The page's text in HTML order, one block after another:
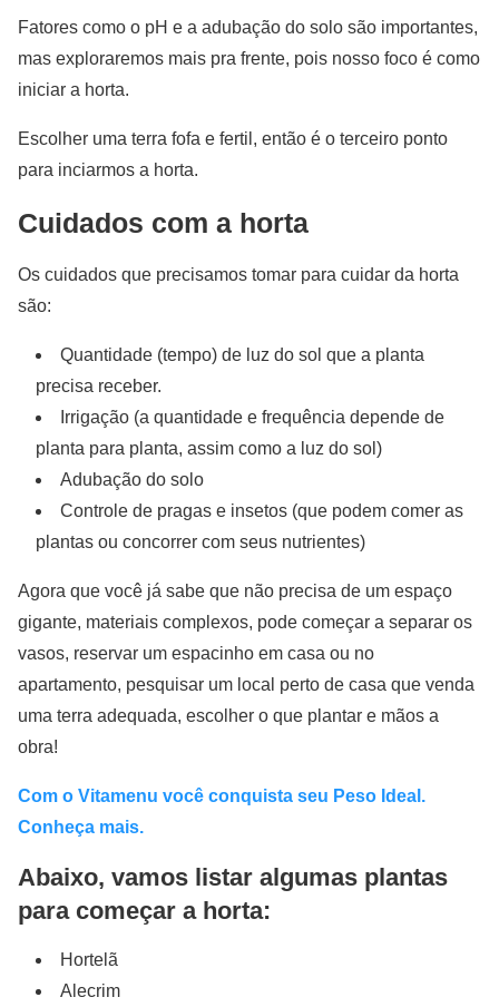
Fatores como o pH e a adubação do solo são importantes,
mas exploraremos mais pra frente, pois nosso foco é como
iniciar a horta.
Escolher uma terra fofa e fertil, então é o terceiro ponto
para inciarmos a horta.
Cuidados com a horta
Os cuidados que precisamos tomar para cuidar da horta
são:
Quantidade (tempo) de luz do sol que a planta
precisa receber.
Irrigação (a quantidade e frequência depende de
planta para planta, assim como a luz do sol)
Adubação do solo
Controle de pragas e insetos (que podem comer as
plantas ou concorrer com seus nutrientes)
Agora que você já sabe que não precisa de um espaço
gigante, materiais complexos, pode começar a separar os
vasos, reservar um espacinho em casa ou no
apartamento, pesquisar um local perto de casa que venda
uma terra adequada, escolher o que plantar e mãos a
obra!
Com o Vitamenu você conquista seu Peso Ideal.
Conheça mais.
Abaixo, vamos listar algumas plantas
para começar a horta:
Hortelã
Alecrim